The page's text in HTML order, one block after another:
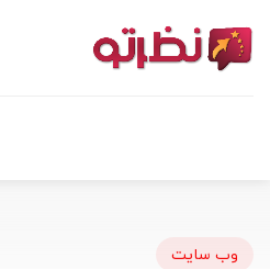
وب سایت